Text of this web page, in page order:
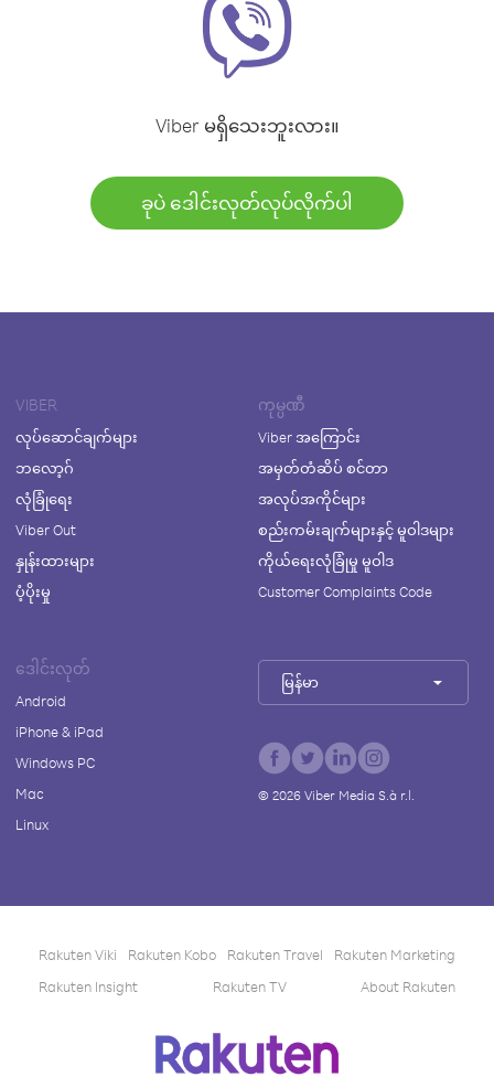
Viber မရှိသေးဘူးလား။
ခုပဲ ဒေါင်းလုတ်လုပ်လိုက်ပါ
VIBER
လုပ်ဆောင်ချက်များ
ဘလော့ဂ်
လုံခြုံရေး
Viber Out
နှုန်းထားများ
ပံ့ပိုးမှု
ကုမ္ပဏီ
Viber အကြောင်း
အမှတ်တံဆိပ် စင်တာ
အလုပ်အကိုင်များ
စည်းကမ်းချက်များနှင့် မူဝါဒများ
ကိုယ်ရေးလုံခြုံမှု မူဝါဒ
Customer Complaints Code
ဒေါင်းလုတ်
Android
iPhone & iPad
Windows PC
Mac
Linux
မြန်မာ
© 2026Viber Media S.à r.l.
Rakuten Viki Rakuten Kobo Rakuten Travel
Rakuten Marketing
Rakuten Insight
Rakuten TV About Rakuten